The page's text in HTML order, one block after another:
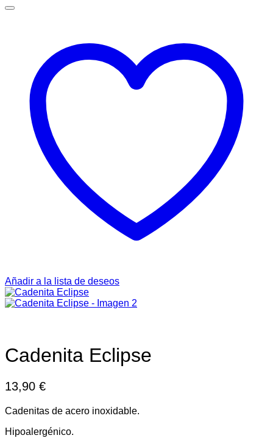
Añadir a la lista de deseos
Cadenita Eclipse
13,90 €
Cadenitas de acero inoxidable.
Hipoalergénico.